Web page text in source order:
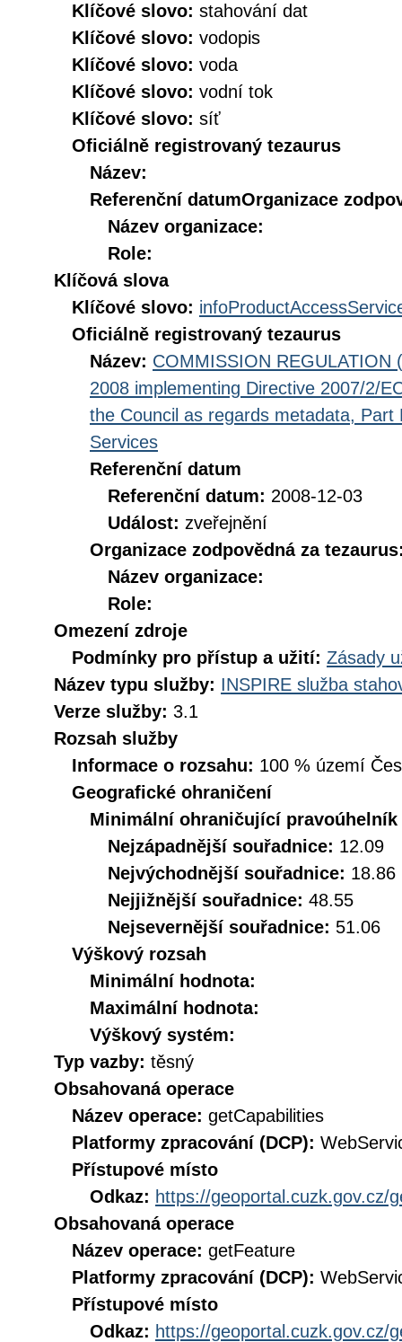
Klíčové slovo: stahování dat
Klíčové slovo: vodopis
Klíčové slovo: voda
Klíčové slovo: vodní tok
Klíčové slovo: síť
Oficiálně registrovaný tezaurus
Název:
Referenční datumOrganizace
Název organizace:
Role:
Klíčová slova
Klíčové slovo:
Oficiálně registrovaný tezaurus
Název: COMMISSION REGULATION
2008 implementing Directive 2007/2/
the Council as regards metadata,
Services
Referenční datum
Referenční datum: 2008-12-03
Událost: zveřejnění
Organizace zodpovědná za
Název organizace:
Role:
Omezení zdroje
Podmínky pro přístup a užití: Zásady
Název typu služby: INSPIRE služba
Verze služby: 3.1
Rozsah služby
Informace o rozsahu: 100 % území
Geografické ohraničení
Minimální ohraničující pravoúhelník
Nejzápadnější souřadnice: 12.09
Nejvýchodnější souřadnice: 18.86
Nejjižnější souřadnice: 48.55
Nejsevernější souřadnice: 51.06
Výškový rozsah
Minimální hodnota:
Maximální hodnota:
Výškový systém:
Typ vazby: těsný
Obsahovaná operace
Název operace: getCapabilities
Platformy zpracování (DCP):
Přístupové místo
Odkaz: https://geoportal.cuzk.gov.cz/
Obsahovaná operace
Název operace: getFeature
Platformy zpracování (DCP):
Přístupové místo
Odkaz: https://geoportal.cuzk.gov.cz/